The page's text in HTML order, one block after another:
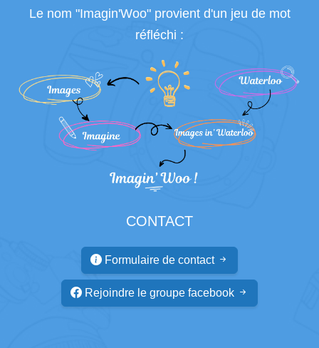
Le nom "Imagin'Woo" provient d'un jeu de mot
réfléchi :
CONTACT
Formulaire de contact
Rejoindre le groupe facebook